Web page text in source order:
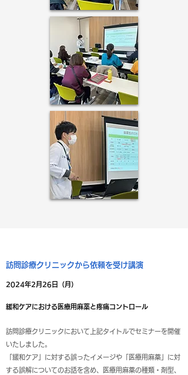
訪問診療クリニックから依頼を受け講演
2024年2月26日（月）
緩和ケアにおける医療用麻薬と疼痛コントロール
訪問診療クリニックにおいて上記タイトルでセミナーを開催
いたしました。
「緩和ケア」に対する誤ったイメージや「医療用麻薬」に対
する誤解についてのお話を含め、医療用麻薬の種類・剤型、